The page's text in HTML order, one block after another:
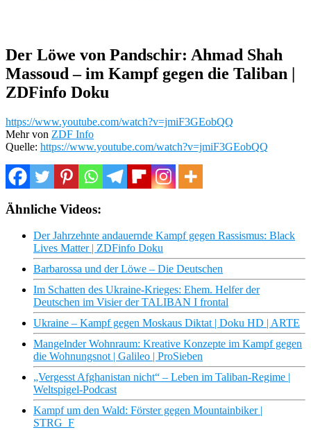
Der Löwe von Pandschir: Ahmad Shah
Massoud – im Kampf gegen die Taliban |
ZDFinfo Doku
https://www.youtube.com/watch?v=jmiF3GEobQQ
Mehr von ZDF Info
Quelle: https://www.youtube.com/watch?v=jmiF3GEobQQ
Ähnliche Videos:
Der Jahrzehnte andauernde Kampf gegen Rassismus: Black
Lives Matter | ZDFinfo Doku
Barbarossa und der Löwe – Die Deutschen
Im Schatten des Ukraine-Krieges: Ehem. Helfer der
Deutschen im Visier der TALIBAN I frontal
Ukraine – Kampf gegen Moskaus Diktat | Doku HD | ARTE
Mangelnder Wohnraum: Kreative Konzepte im Kampf gegen
die Wohnungsnot | Galileo | ProSieben
„Vergesst Afghanistan nicht“ – Leben im Taliban-Regime |
Weltspigel-Podcast
Kampf um den Wald: Förster gegen Mountainbiker |
STRG_F